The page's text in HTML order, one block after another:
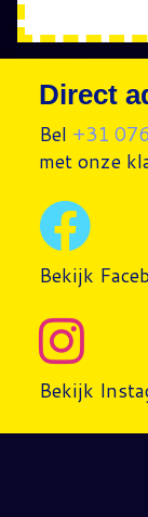
Direct
Bel +31
met onze
Bekijk
Bekijk